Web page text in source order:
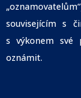
souvisejícím s
s výkonem své
oznámit.